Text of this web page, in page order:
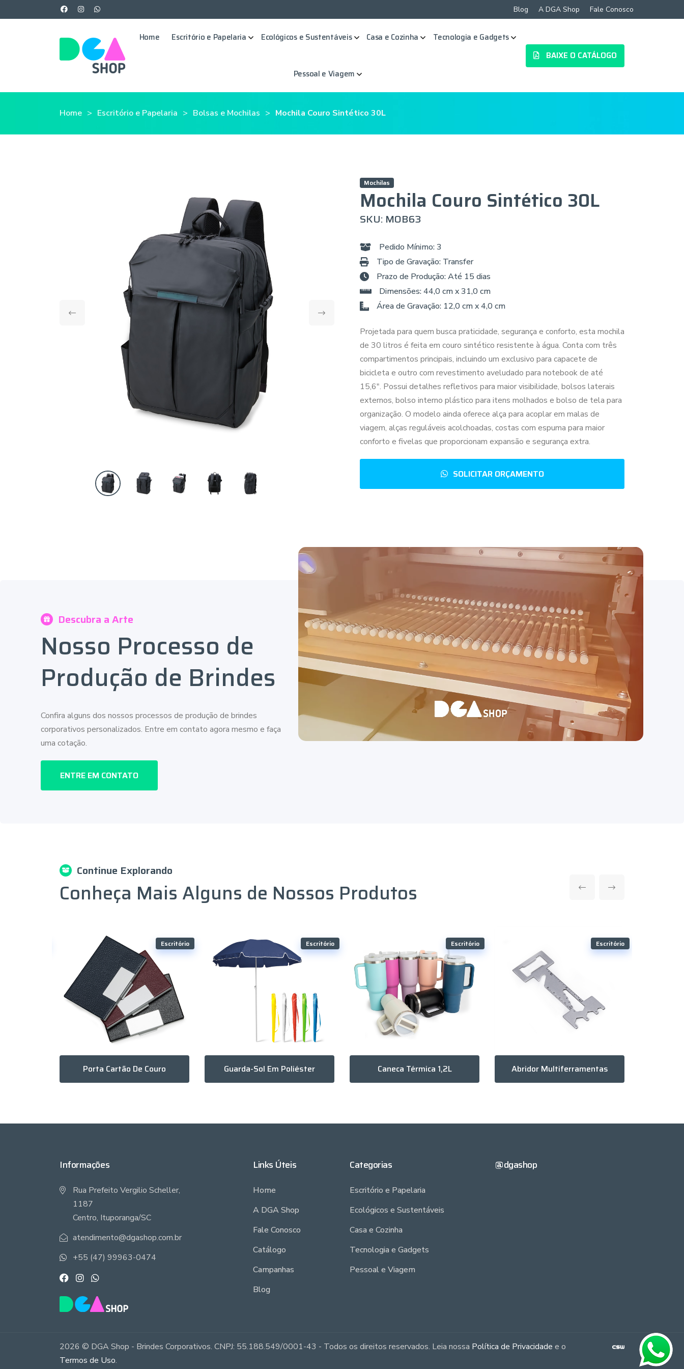
Blog A DGA Shop Fale Conosco
Home Escritório e Papelaria Ecológicos e Sustentáveis Casa e Cozinha Tecnologia e Gadgets
Pessoal e Viagem
BAIXE O CATÁLOGO
Home Escritório e Papelaria Bolsas e Mochilas Mochila Couro Sintético 30L
Mochilas
Mochila Couro Sintético 30L
SKU: MOB63
Pedido Mínimo: 3
Tipo de Gravação: Transfer
Prazo de Produção: Até 15 dias
Dimensões: 44,0 cm x 31,0 cm
Área de Gravação: 12,0 cm x 4,0 cm
Projetada para quem busca praticidade, segurança e conforto, esta mochila
de 30 litros é feita em couro sintético resistente à água. Conta com três
compartimentos principais, incluindo um exclusivo para capacete de
bicicleta e outro com revestimento aveludado para notebook de até
15,6". Possui detalhes refletivos para maior visibilidade, bolsos laterais
externos, bolso interno plástico para itens molhados e bolso de tela para
organização. O modelo ainda oferece alça para acoplar em malas de
viagem, alças reguláveis acolchoadas, costas com espuma para maior
conforto e fivelas que proporcionam expansão e segurança extra.
SOLICITAR ORÇAMENTO
Descubra a Arte
Nosso Processo de
Produção de Brindes
Confira alguns dos nossos processos de produção de brindes
corporativos personalizados. Entre em contato agora mesmo e faça
uma cotação.
ENTRE EM CONTATO
Continue Explorando
Conheça Mais Alguns de Nossos Produtos
Escritório
Porta Cartão De Couro
Escritório
Guarda-Sol Em Poliéster
Escritório
Caneca Térmica 1,2L
Escritório
Abridor Multiferramentas
Informações
Rua Prefeito Vergilio Scheller,
1187
Centro, Ituporanga/SC
atendimento@dgashop.com.br
+55 (47) 99963-0474
Links Úteis
Home
A DGA Shop
Fale Conosco
Catálogo
Campanhas
Blog
Categorias
Escritório e Papelaria
Ecológicos e Sustentáveis
Casa e Cozinha
Tecnologia e Gadgets
Pessoal e Viagem
@dgashop
2026 © DGA Shop - Brindes Corporativos. CNPJ: 55.188.549/0001-43 - Todos os direitos reservados. Leia nossa Política de Privacidade e o
Termos de Uso.